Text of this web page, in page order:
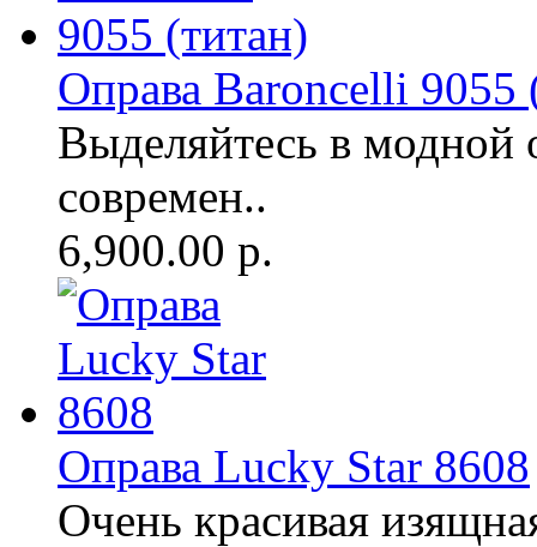
Оправа Baroncelli 9055
Выделяйтесь в модной
современ..
6,900.00 р.
Оправа Lucky Star 8608
Очень красивая